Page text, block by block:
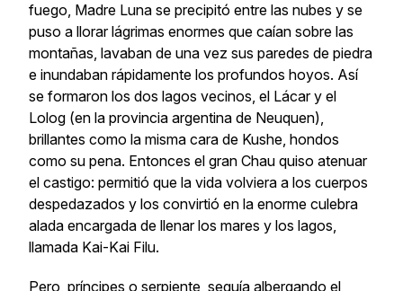
fuego, Madre Luna se precipitó entre las nubes y se
puso a llorar lágrimas enormes que caían sobre las
montañas, lavaban de una vez sus paredes de piedra
e inundaban rápidamente los profundos hoyos. Así
se formaron los dos lagos vecinos, el Lácar y el
Lolog (en la provincia argentina de Neuquen),
brillantes como la misma cara de Kushe, hondos
como su pena. Entonces el gran Chau quiso atenuar
el castigo: permitió que la vida volviera a los cuerpos
despedazados y los convirtió en la enorme culebra
alada encargada de llenar los mares y los lagos,
llamada Kai-Kai Filu.
Pero, príncipes o serpiente, seguía albergando el